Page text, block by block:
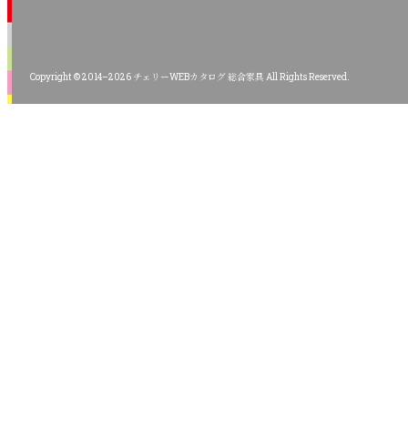
Copyright © 2014–2026 チェリーWEBカタログ 総合家具 All Rights Reserved.